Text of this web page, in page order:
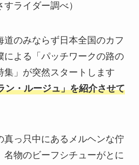
ライダー調べ）
道のみならず日本全国のカフ
による「パッチワークの路の
集」が突然スタートします
ン・ルージュ」を紹介させて
真っ只中にあるメルヘンな佇
名物のビーフシチューがとに